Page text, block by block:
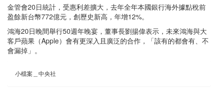
金管會20日統計，受惠利差擴大，去年全年本國銀行海外據點稅前
盈餘新台幣772億元，創歷史新高，年增12%。
鴻海20日晚間舉行50週年晚宴，董事長劉揚偉表示，未來鴻海與大
客戶蘋果（Apple）會有更深入且廣泛的合作，「該有的都會有、不
會漏掉」。
小檔案＿中央社